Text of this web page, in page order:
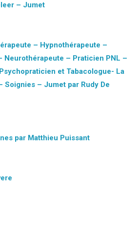
– Jumet
– Hypnothérapeute –
Neurothérapeute – Praticien PNL –
et Tabacologue- La
Soignies – Jumet par Rudy De
par Matthieu Puissant